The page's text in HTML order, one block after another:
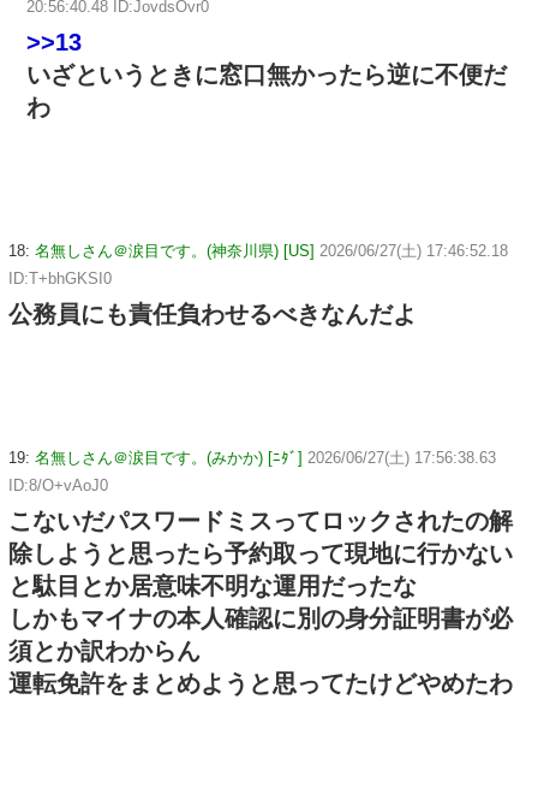
20:56:40.48 ID:JovdsOvr0
>>13
いざというときに窓口無かったら逆に不便だ
わ
18: 名無しさん＠涙目です。(神奈川県) [US] 2026/06/27(土) 17:46:52.18
ID:T+bhGKSI0
公務員にも責任負わせるべきなんだよ
19: 名無しさん＠涙目です。(みかか) [ﾆﾀﾞ] 2026/06/27(土) 17:56:38.63
ID:8/O+vAoJ0
こないだパスワードミスってロックされたの解
除しようと思ったら予約取って現地に行かない
と駄目とか居意味不明な運用だったな
しかもマイナの本人確認に別の身分証明書が必
須とか訳わからん
運転免許をまとめようと思ってたけどやめたわ